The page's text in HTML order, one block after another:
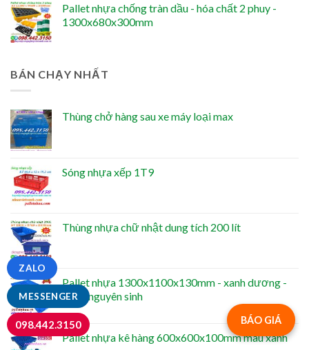
Pallet nhựa chống tràn dầu - hóa chất 2 phuy -
1300x680x300mm
BÁN CHẠY NHẤT
Thùng chở hàng sau xe máy loại max
Sóng nhựa xếp 1T9
Thùng nhựa chữ nhật dung tích 200 lít
Pallet nhựa 1300x1100x130mm - xanh dương -
nhựa nguyên sinh
Pallet nhựa kê hàng 600x600x100mm màu xanh
BÁO GIÁ
MESSENGER
ZALO
098.442.3150